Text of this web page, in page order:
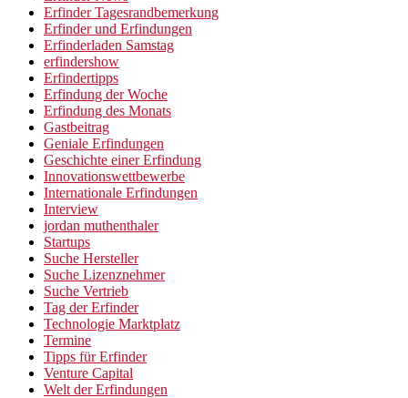
Erfinder Tagesrandbemerkung
Erfinder und Erfindungen
Erfinderladen Samstag
erfindershow
Erfindertipps
Erfindung der Woche
Erfindung des Monats
Gastbeitrag
Geniale Erfindungen
Geschichte einer Erfindung
Innovationswettbewerbe
Internationale Erfindungen
Interview
jordan muthenthaler
Startups
Suche Hersteller
Suche Lizenznehmer
Suche Vertrieb
Tag der Erfinder
Technologie Marktplatz
Termine
Tipps für Erfinder
Venture Capital
Welt der Erfindungen